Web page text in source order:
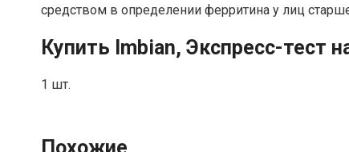
средством в определении ферритина у лиц
Купить Imbian, Экспресс-тест
1 шт.